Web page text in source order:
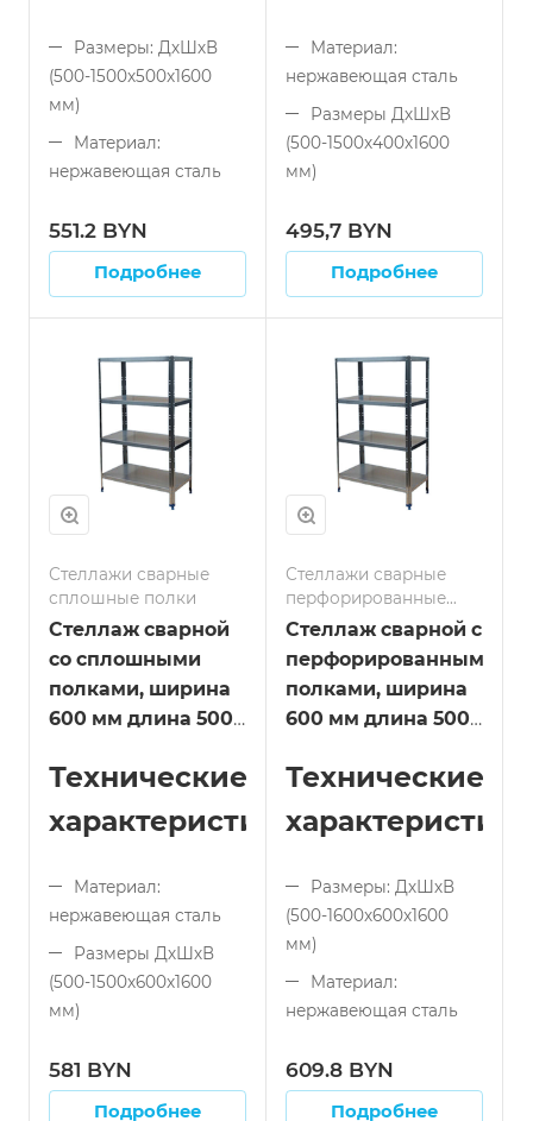
Размеры: ДхШхВ
(500-1500x500x1600
мм)
Материал:
нержавеющая сталь
сварной
Тип полок:
551.2 BYN
Подробнее
Материал:
нержавеющая сталь
Размеры ДхШхВ
(500-1500x400x1600
мм)
сварной
Количество полок:
коррозии, влаге и
агрессивным средам
495,7 BYN
Подробнее
Стеллажи сварные
сплошные полки
Стеллаж сварной
со сплошными
полками, ширина
600 мм длина 500
Технические
характеристики:
Материал:
нержавеющая сталь
Размеры ДхШхВ
(500-1500x600x1600
мм)
сварной
Количество полок:
581 BYN
Подробнее
Стеллажи сварные
перфорированные
полки
Стеллаж сварной с
перфорированными
полками, ширина
600 мм длина 500
Технические
Размеры: ДхШхВ
(500-1600x600x1600
мм)
Материал:
нержавеющая сталь
сварной
Тип полок:
609.8 BYN
Подробнее